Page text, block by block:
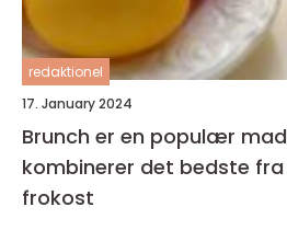
redaktionel
17. January 2024
Brunch er en populær
kombinerer det bedste
frokost